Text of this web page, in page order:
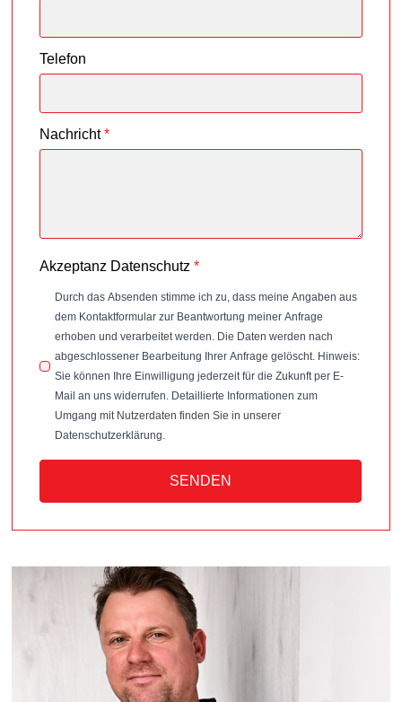
Telefon
Nachricht *
Akzeptanz Datenschutz *
Durch das Absenden stimme ich zu, dass meine Angaben aus
dem Kontaktformular zur Beantwortung meiner Anfrage
erhoben und verarbeitet werden. Die Daten werden nach
abgeschlossener Bearbeitung Ihrer Anfrage gelöscht. Hinweis:
Sie können Ihre Einwilligung jederzeit für die Zukunft per E-
Mail an uns widerrufen. Detaillierte Informationen zum
Umgang mit Nutzerdaten finden Sie in unserer
Datenschutzerklärung.
SENDEN